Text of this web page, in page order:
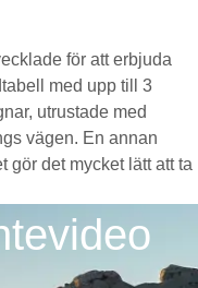
för att erbjuda
med upp till 3
utrustade med
vägen. En annan
det mycket lätt att ta